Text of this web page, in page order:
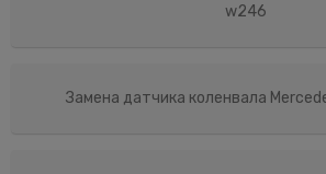
w246
Замена датчика коленвала